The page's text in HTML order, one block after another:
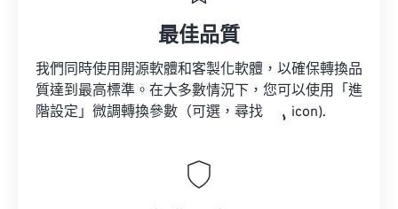
最佳品質
我們同時使用開源軟體和客製化軟體，以確保轉換品
質達到最高標準。在大多數情況下，您可以使用「進
階設定」微調轉換參數（可選，尋找
icon).